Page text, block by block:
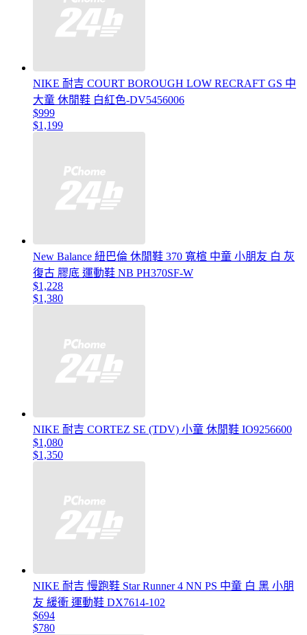
NIKE 耐吉 COURT BOROUGH LOW RECRAFT GS 中
大童 休閒鞋 白紅色-DV5456006
$999
$1,199
New Balance 紐巴倫 休閒鞋 370 寬楦 中童 小朋友 白 灰
復古 膠底 運動鞋 NB PH370SF-W
$1,228
$1,380
NIKE 耐吉 CORTEZ SE (TDV) 小童 休閒鞋 IO9256600
$1,080
$1,350
NIKE 耐吉 慢跑鞋 Star Runner 4 NN PS 中童 白 黑 小朋
友 緩衝 運動鞋 DX7614-102
$694
$780